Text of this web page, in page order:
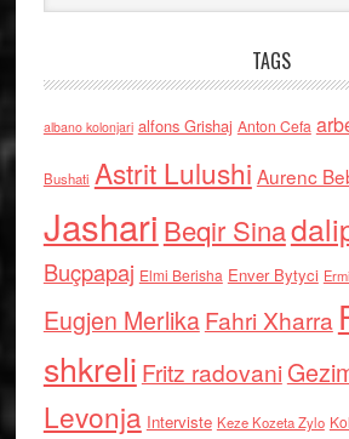
TAGS
albano kolonjari alfons Grishaj Anton Cefa
Bushati Astrit Lulushi Aurenc
Jashari Beqir Sina
Buçpapaj Elmi Berisha Enver Bytyci
Eugjen MerlikaFahri Xharra
shkreli Fritz radovani
Levonja Interviste Keze Kozeta Zylo